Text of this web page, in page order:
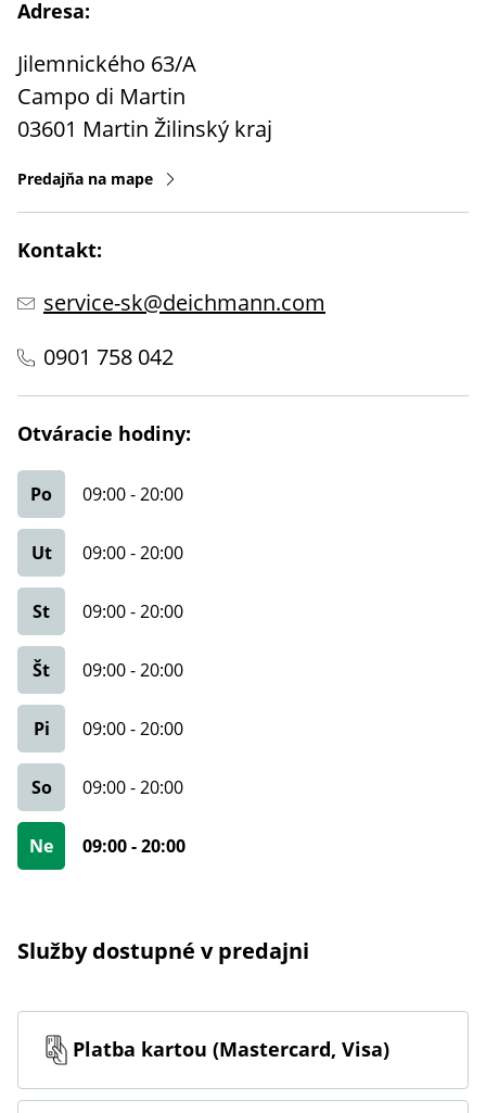
Adresa:
Jilemnického 63/A
Campo di Martin
03601 Martin Žilinský kraj
Predajňa na mape
Kontakt:
service-sk@deichmann.com
0901 758 042
Otváracie hodiny:
Po 09:00-20:00
Ut 09:00-20:00
St 09:00-20:00
Št 09:00-20:00
Pi 09:00-20:00
So 09:00-20:00
Ne 09:00-20:00
Služby dostupné v predajni
Platba kartou (Mastercard, Visa)